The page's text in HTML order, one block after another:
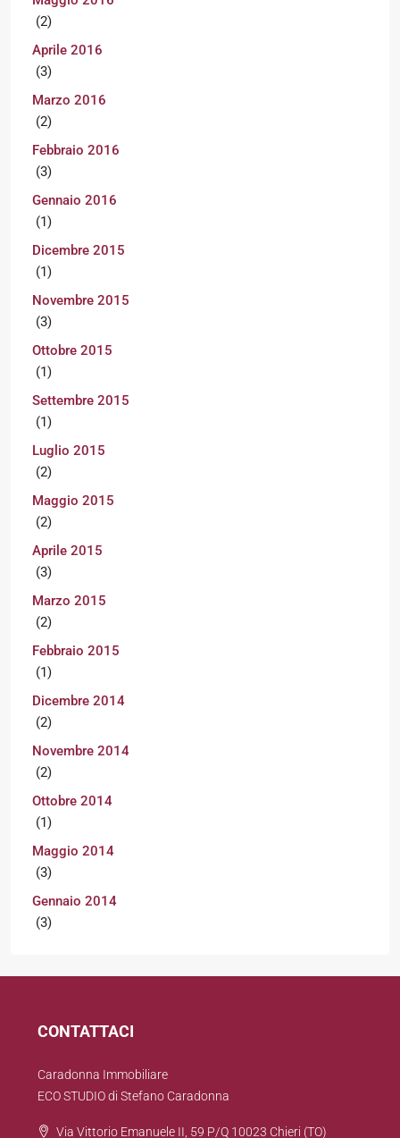
(2)
Aprile 2016
(3)
Marzo 2016
(2)
Febbraio 2016
(3)
Gennaio 2016
(1)
Dicembre 2015
(1)
Novembre 2015
(3)
Ottobre 2015
(1)
Settembre 2015
(1)
Luglio 2015
(2)
Maggio 2015
(2)
Aprile 2015
(3)
Marzo 2015
(2)
Febbraio 2015
(1)
Dicembre 2014
(2)
Novembre 2014
(2)
Ottobre 2014
(1)
Maggio 2014
(3)
Gennaio 2014
(3)
CONTATTACI
Caradonna Immobiliare
ECO STUDIO di Stefano Caradonna
Via Vittorio Emanuele II, 59 P/Q 10023 Chieri (TO)